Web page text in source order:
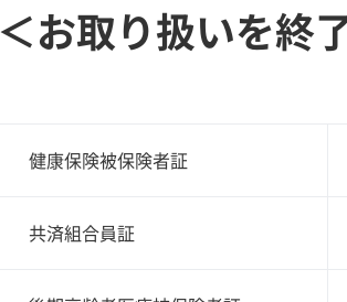
＜お取り扱いを終
健康保険被保険者証
共済組合員証